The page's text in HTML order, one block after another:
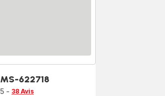
622718
- 38 Avis